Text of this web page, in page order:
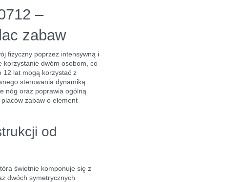
–
zabaw
fizyczny poprzez intensywną i
korzystanie dwóm osobom, co
12 lat mogą korzystać z
sterowania dynamiką
nóg oraz poprawia ogólną
zabaw o element
od
świetnie komponuje się z
dwóch symetrycznych